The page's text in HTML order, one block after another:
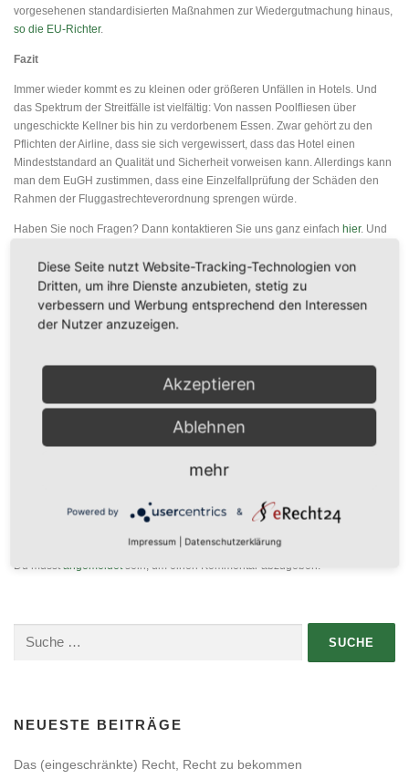
vorgesehenen standardisierten Maßnahmen zur Wiedergutmachung hinaus,
so die EU-Richter.
Fazit
Immer wieder kommt es zu kleinen oder größeren Unfällen in Hotels. Und
das Spektrum der Streitfälle ist vielfältig: Von nassen Poolfliesen über
ungeschickte Kellner bis hin zu verdorbenem Essen. Zwar gehört zu den
Pflichten der Airline, dass sie sich vergewissert, dass das Hotel einen
Mindeststandard an Qualität und Sicherheit vorweisen kann. Allerdings kann
man dem EuGH zustimmen, dass eine Einzelfallprüfung der Schäden den
Rahmen der Fluggastrechteverordnung sprengen würde.
Haben Sie noch Fragen? Dann kontaktieren Sie uns ganz einfach hier. Und
verpassen möchten, dann können Siehierunseren kostenlosen Newsletter
abonnieren.
Unsplash
REISERECHT
SCHREIBE EINEN KOMMENTAR
Du musst angemeldet sein, um einen Kommentar abzugeben.
nach:
NEUESTE BEITRÄGE
Das (eingeschränkte) Recht, Recht zu bekommen
Diese Seite nutzt Website-Tracking-Technologien von
Dritten, um ihre Dienste anzubieten, stetig zu
verbessern und Werbung entsprechend den Interessen
der Nutzer anzuzeigen.
Akzeptieren
Ablehnen
mehr
Powered by &
Impressum Datenschutzerklärung